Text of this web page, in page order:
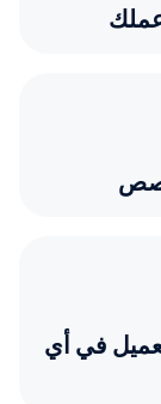
في أي